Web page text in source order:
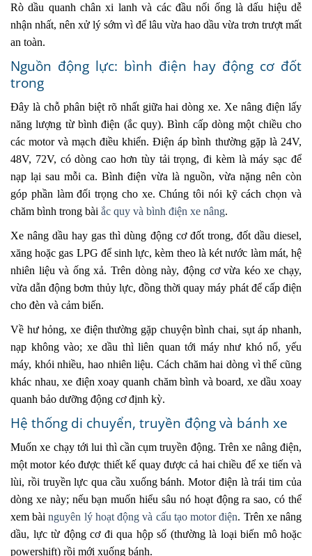
Rò dầu quanh chân xi lanh và các đầu nối ống là dấu hiệu dễ
nhận nhất, nên xử lý sớm vì để lâu vừa hao dầu vừa trơn trượt mất
an toàn.
Nguồn động lực: bình điện hay động cơ đốt
trong
Đây là chỗ phân biệt rõ nhất giữa hai dòng xe. Xe nâng điện lấy
năng lượng từ bình điện (ắc quy). Bình cấp dòng một chiều cho
các motor và mạch điều khiển. Điện áp bình thường gặp là 24V,
48V, 72V, có dòng cao hơn tùy tải trọng, đi kèm là máy sạc để
nạp lại sau mỗi ca. Bình điện vừa là nguồn, vừa nặng nên còn
góp phần làm đối trọng cho xe. Chúng tôi nói kỹ cách chọn và
chăm bình trong bài ắc quy và bình điện xe nâng.
Xe nâng dầu hay gas thì dùng động cơ đốt trong, đốt dầu diesel,
xăng hoặc gas LPG để sinh lực, kèm theo là két nước làm mát, hệ
nhiên liệu và ống xả. Trên dòng này, động cơ vừa kéo xe chạy,
vừa dẫn động bơm thủy lực, đồng thời quay máy phát để cấp điện
cho đèn và cảm biến.
Về hư hỏng, xe điện thường gặp chuyện bình chai, sụt áp nhanh,
nạp không vào; xe dầu thì liên quan tới máy như khó nổ, yếu
máy, khói nhiều, hao nhiên liệu. Cách chăm hai dòng vì thế cũng
khác nhau, xe điện xoay quanh chăm bình và board, xe dầu xoay
quanh bảo dưỡng động cơ định kỳ.
Hệ thống di chuyển, truyền động và bánh xe
Muốn xe chạy tới lui thì cần cụm truyền động. Trên xe nâng điện,
một motor kéo được thiết kế quay được cả hai chiều để xe tiến và
lùi, rồi truyền lực qua cầu xuống bánh. Motor điện là trái tim của
dòng xe này; nếu bạn muốn hiểu sâu nó hoạt động ra sao, có thể
xem bàinguyên lý hoạt động và cấu tạo motor điện. Trên xe nâng
dầu, lực từ động cơ đi qua hộp số (thường là loại biến mô hoặc
powershift) rồi mới xuống bánh.